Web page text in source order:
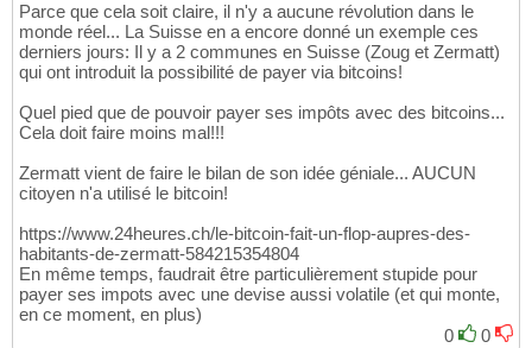
Parce que cela soit claire, il n'y a aucune révolution dans le
monde réel... La Suisse en a encore donné un exemple ces
derniers jours: Il y a 2 communes en Suisse (Zoug et Zermatt)
qui ont introduit la possibilité de payer via bitcoins!
Quel pied que de pouvoir payer ses impôts avec des bitcoins...
Cela doit faire moins mal!!!
Zermatt vient de faire le bilan de son idée géniale... AUCUN
citoyen n'a utilisé le bitcoin!
https://www.24heures.ch/le-bitcoin-fait-un-flop-aupres-des-
habitants-de-zermatt-584215354804
En même temps, faudrait être particulièrement stupide pour
payer ses impots avec une devise aussi volatile (et qui monte,
en ce moment, en plus)
0
0